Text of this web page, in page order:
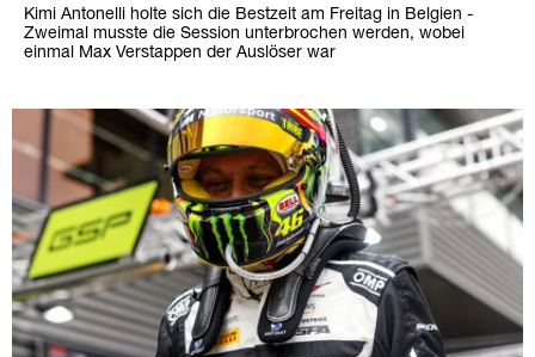
Kimi Antonelli holte sich die Bestzeit am Freitag in Belgien -
Zweimal musste die Session unterbrochen werden, wobei
einmal Max Verstappen der Auslöser war